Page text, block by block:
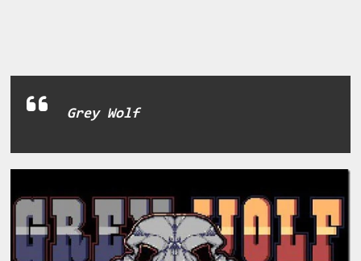
Grey Wolf